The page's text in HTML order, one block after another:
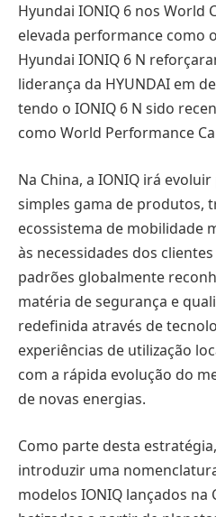
Hyundai IONIQ 6 nos World
elevada performance como
Hyundai IONIQ 6 N
liderança da HYUNDAI em
tendo o IONIQ 6 N sido
como World Performance
Na China, a IONIQ irá
simples gama de produtos,
ecossistema de mobilidade
às necessidades dos
padrões globalmente
matéria de segurança e
redefinida através de
experiências de utilização
com a rápida evolução do
de novas energias.
Como parte desta
introduzir uma
modelos IONIQ lançados na